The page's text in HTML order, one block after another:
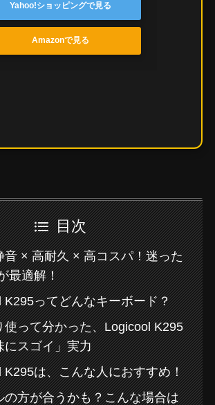
Yahoo!ショッピングで見る
Amazonで見る
目次
音 × 高耐久 × 高コスパ！迷った
最適解！
K295ってどんなキーボード？
使って分かった、Logicool K295
にスゴイ」実力
K295は、こんな人におすすめ！
の方が合うかも？こんな場合は